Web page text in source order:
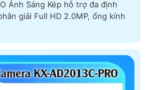
Ánh Sáng Kép hỗ trợ đa định
giải Full HD 2.0MP, ống kính